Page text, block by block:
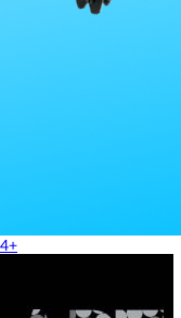
4+